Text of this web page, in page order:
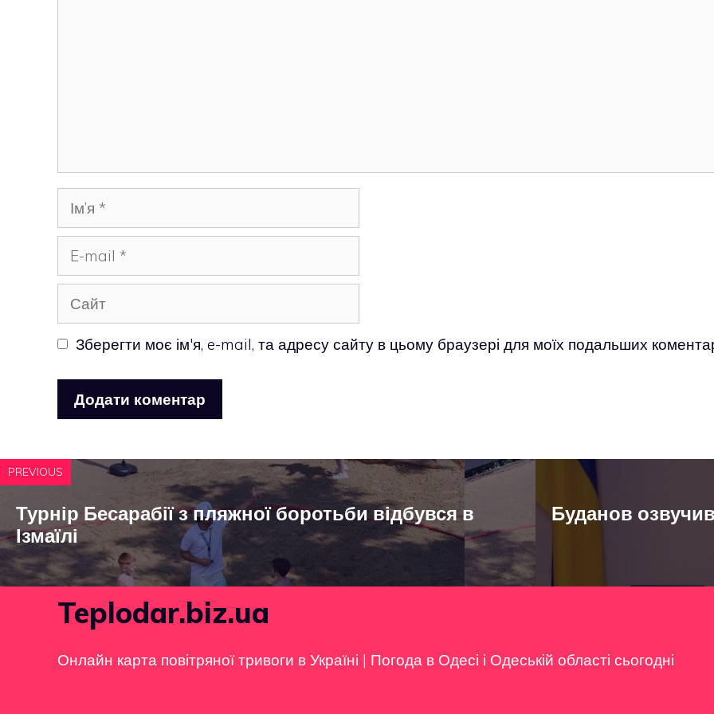
Ім’я
mail
Сайт
Зберегти моє ім'я, e-mail, та адресу сайту в цьому браузері для моїх подальших
PREVIOUS
Турнір Бесарабії з пляжної боротьби відбувся в
Ізмаїлі
Буданов
Teplodar.biz.ua
Онлайн карта повітряної тривоги в Україні | Погода в Одесі і Одеській області сьогодні